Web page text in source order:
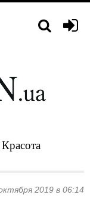
Красота
2019 в 06:14